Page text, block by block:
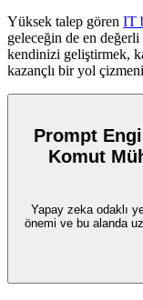
Yüksek talep gören IT
geleceğin de en değerli
kendinizi geliştirmek,
kazançlı bir yol
Prompt
Komut
Yapay zeka odaklı
önemi ve bu alanda